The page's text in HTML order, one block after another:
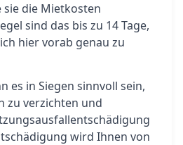
sie die Mietkosten
sind das bis zu 14 Tage,
hier vorab genau zu
es in Siegen sinnvoll sein,
zu verzichten und
wird Ihnen von